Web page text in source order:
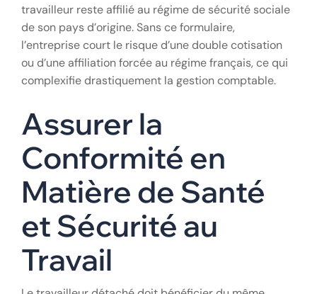
travailleur reste affilié au régime de sécurité sociale
de son pays d’origine. Sans ce formulaire,
l’entreprise court le risque d’une double cotisation
ou d’une affiliation forcée au régime français, ce qui
complexifie drastiquement la gestion comptable.
Assurer la
Conformité en
Matière de Santé
et Sécurité au
Travail